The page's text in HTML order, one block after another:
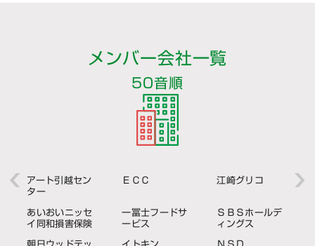
メンバー会社一覧
50音順
アート引越セン
ター
あいおいニッセ
イ同和損害保険
ＥＣＣ
一冨士フードサ
ービス
江崎グリコ
ＳＢＳホールデ
ィングス